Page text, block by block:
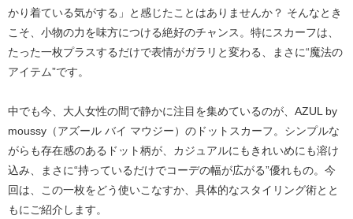
かり着ている気がする」と感じたことはありませんか？ そんなとき
こそ、 小物の力を味方につける絶好のチャンス。特にスカーフは、
たった一枚プラスするだけで表情がガラリと変わる、まさに“魔法の
アイテム”です。
中でも今、大人女性の間で静かに注目を集めているのが、 AZUL by
moussy（アズール バイ マウジー）のドットスカーフ。シンプルな
がらも存在感のあるドット柄が、カジュアルにもきれいめにも溶け
込み、まさに“持っているだけでコーデの幅が広がる”優れもの。今
回は、この一枚をどう使いこなすか、具体的なスタイリング術とと
もにご紹介します。